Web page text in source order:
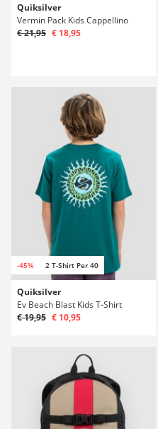
Quiksilver
Vermin Pack Kids Cappellino
€ 21,95 € 18,95
-45% 2 T-Shirt Per 40
Quiksilver
Ev Beach Blast Kids T-Shirt
€ 19,95 € 10,95